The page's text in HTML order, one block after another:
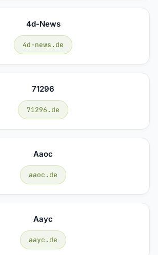
4d-News
4d-news.de
71296
71296.de
Aaoc
aaoc.de
Aayc
aayc.de